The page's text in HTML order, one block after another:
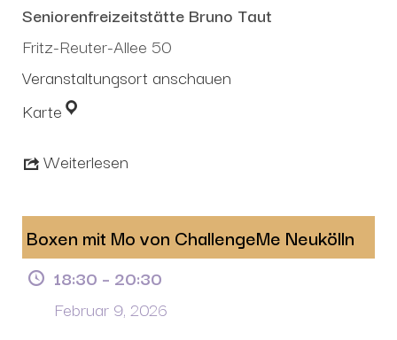
Seniorenfreizeitstätte Bruno Taut
Fritz-Reuter-Allee 50
Veranstaltungsort anschauen
Karte
Weiterlesen
Boxen mit Mo von ChallengeMe Neukölln
18:30 – 20:30
Februar 9, 2026